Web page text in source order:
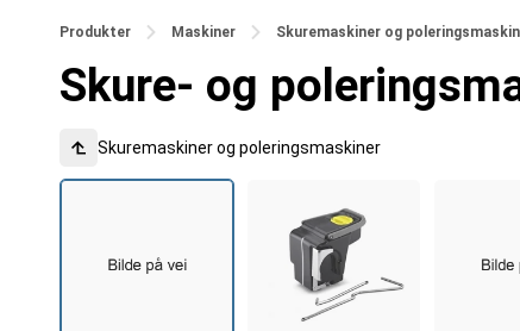
Produkter Maskiner Skuremaskiner og
Skure- og
Skuremaskiner og poleringsmaskiner